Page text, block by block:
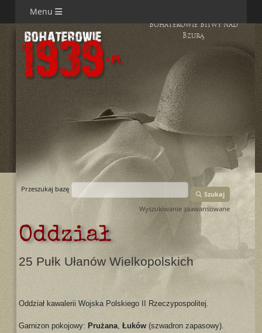
Menu
Bohaterowie Bitwy nad
Bzurą
Przeszukaj bazę
Szukaj
Wyszukiwanie zaawansowane
Oddział
25 Pułk Ułanów Wielkopolskich
Oddział kawalerii Wojska Polskiego II Rzeczypospolitej.
Garnizon pokojowy: Prużana, Łuków (szwadron zapasowy).